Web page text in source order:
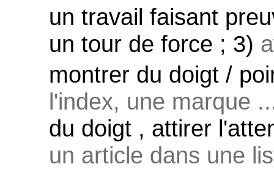
un travail faisant
un tour de force ; 3)
montrer du doigt /
l'index, une marque
du doigt , attirer
un article dans une